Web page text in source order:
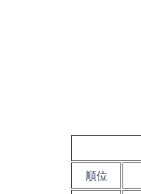
順位